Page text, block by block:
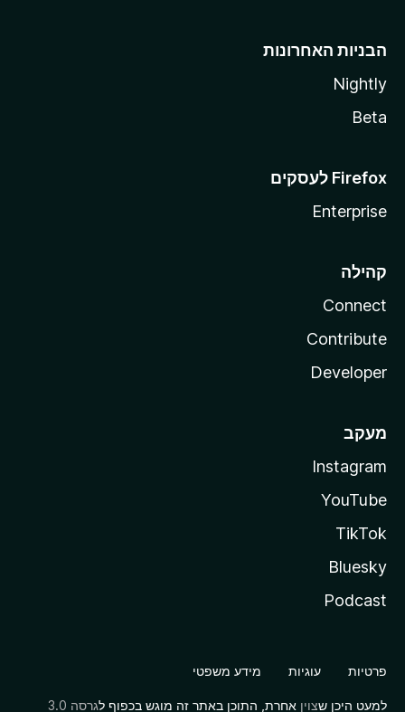
הבניות האחרונות
Nightly
Beta
Enterprise
קהילה
Connect
Contribute
Developer
מעקב
Instagram
YouTube
TikTok
Bluesky
Podcast
פרטיות עוגיות מידע משפטי
למעט היכן שצוין אחרת, התוכן באתר זה מוגש בכפוף ל גרסה 3.0